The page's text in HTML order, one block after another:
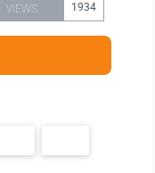
VIEWS 1934